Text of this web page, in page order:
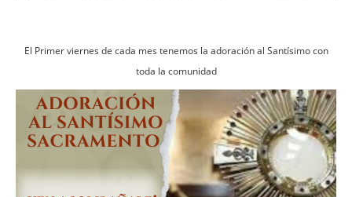
El Primer viernes de cada mes tenemos la adoración al Santísimo con
toda la comunidad
Imagen